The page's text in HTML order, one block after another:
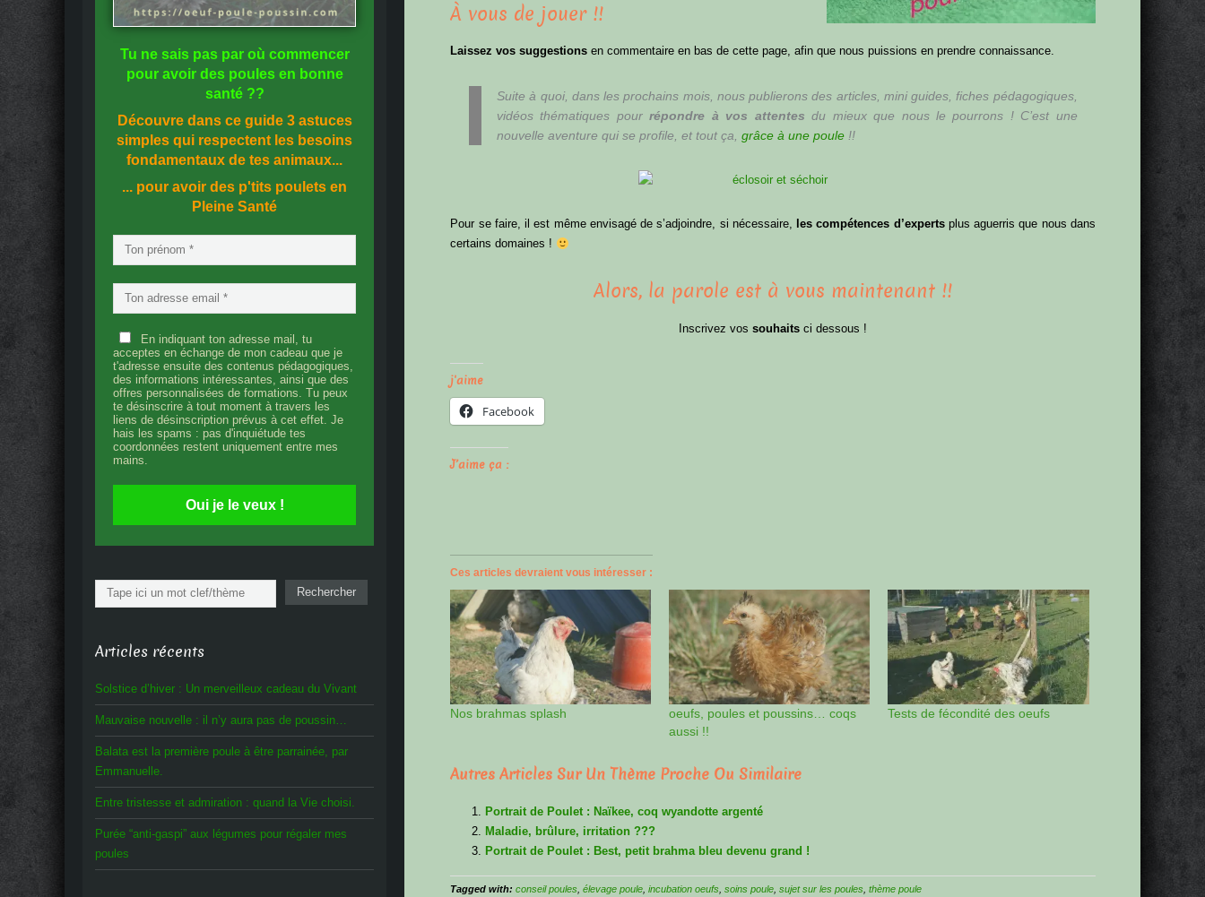
À vous de jouer !!
Laissez vos suggestions en commentaire en bas de cette page, afin que nous puissions en prendre connaissance.
Suite à quoi, dans les prochains mois, nous publierons des articles, mini guides, fiches pédagogiques,
vidéos thématiques pourrépondre à vos attentes du mieux que nous le pourrons ! C’est une
nouvelle aventure qui se profile, et tout ça, grâce à une poule !!
Pour se faire, il est même envisagé de s’adjoindre, si nécessaire, les compétences d’expertsplus aguerris que nous dans
certains domaines !
Alors, la parole est à vous maintenant !!
Inscrivez vossouhaits ci dessous !
j'aime
Facebook
J’aime ça :
Ces articles devraient vous intéresser :
Nos brahmas splash
oeufs, poules et poussins… coqs
aussi !!
Tests de fécondité des oeufs
Autres Articles Sur Un Thème Proche Ou Similaire
Portrait de Poulet : Naïkee, coq wyandotte argenté
Maladie, brûlure, irritation ???
Portrait de Poulet : Best, petit brahma bleu devenu grand !
Tagged with: conseil poules,élevage poule,incubation oeufs,soins poule,sujet sur les poules,thème poule
Tu ne sais pas par où commencer
pour avoir des poules en bonne
santé??
Découvre dans ce guide 3 astuces
simples qui respectent les besoins
fondamentaux de tes animaux...
... pour avoir des p'tits poulets en
Pleine Santé
En indiquant ton adresse mail, tu
acceptes en échange de mon cadeau que je
t'adresse ensuite des contenus pédagogiques,
des informations intéressantes, ainsi que des
offres personnalisées de formations. Tu peux
te désinscrire à tout moment à travers les
liens de désinscription prévus à cet effet. Je
hais les spams : pas d'inquiétude tes
coordonnées restent uniquement entre mes
mains.
Oui je le veux !
Rechercher Rechercher
Articles récents
Solstice d’hiver : Un merveilleux cadeau du Vivant
Mauvaise nouvelle : il n’y aura pas de poussin…
Balata est la première poule à être parrainée, par
Emmanuelle.
Entre tristesse et admiration : quand la Vie choisi.
Purée “anti-gaspi” aux légumes pour régaler mes
poules